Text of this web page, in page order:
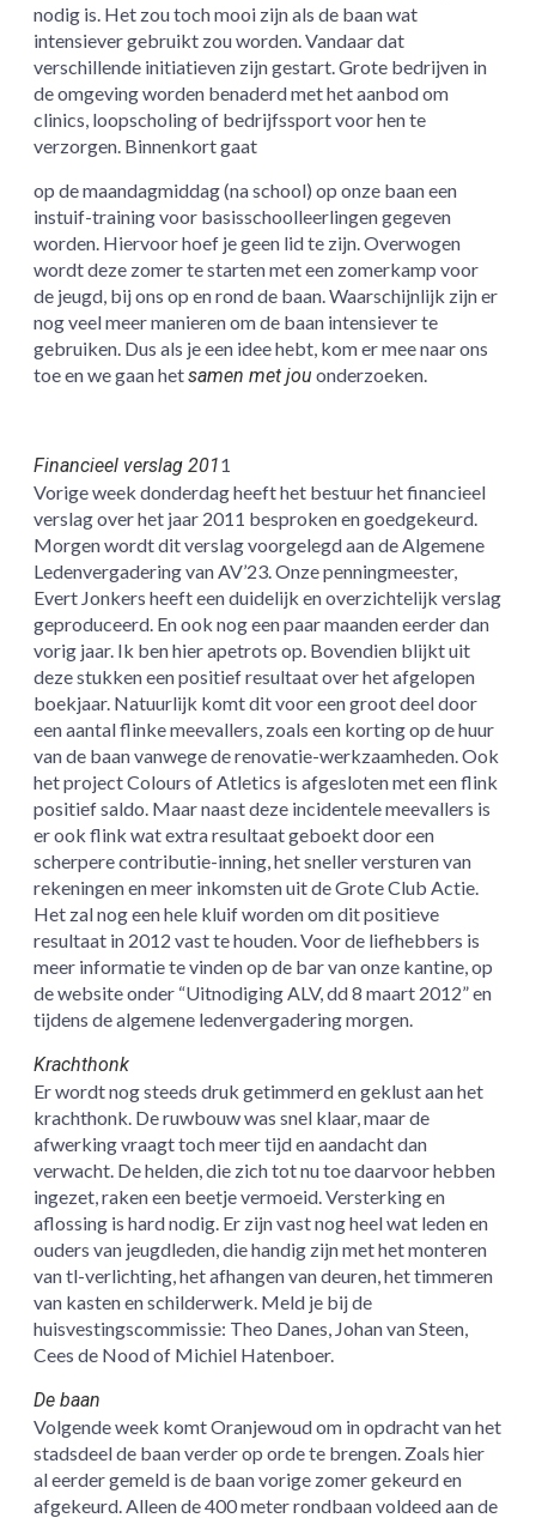
nodig is. Het zou toch mooi zijn als de baan wat
intensiever gebruikt zou worden. Vandaar dat
verschillende initiatieven zijn gestart. Grote bedrijven in
de omgeving worden benaderd met het aanbod om
clinics, loopscholing of bedrijfssport voor hen te
verzorgen. Binnenkort gaat
op de maandagmiddag (na school) op onze baan een
instuif-training voor basisschoolleerlingen gegeven
worden. Hiervoor hoef je geen lid te zijn. Overwogen
wordt deze zomer te starten met een zomerkamp voor
de jeugd, bij ons op en rond de baan. Waarschijnlijk zijn er
nog veel meer manieren om de baan intensiever te
gebruiken. Dus als je een idee hebt, kom er mee naar ons
toe en we gaan hetsamen met jou onderzoeken.
Financieel verslag 2011
Vorige week donderdag heeft het bestuur het financieel
verslag over het jaar 2011 besproken en goedgekeurd.
Morgen wordt dit verslag voorgelegd aan de Algemene
Ledenvergadering van AV’23. Onze penningmeester,
Evert Jonkers heeft een duidelijk en overzichtelijk verslag
geproduceerd. En ook nog een paar maanden eerder dan
vorig jaar. Ik ben hier apetrots op. Bovendien blijkt uit
deze stukken een positief resultaat over het afgelopen
boekjaar. Natuurlijk komt dit voor een groot deel door
een aantal flinke meevallers, zoals een korting op de huur
van de baan vanwege de renovatie-werkzaamheden. Ook
het project Colours of Atletics is afgesloten met een flink
positief saldo. Maar naast deze incidentele meevallers is
er ook flink wat extra resultaat geboekt door een
scherpere contributie-inning, het sneller versturen van
rekeningen en meer inkomsten uit de Grote Club Actie.
Het zal nog een hele kluif worden om dit positieve
resultaat in 2012 vast te houden. Voor de liefhebbers is
meer informatie te vinden op de bar van onze kantine, op
de website onder “Uitnodiging ALV, dd 8 maart 2012” en
tijdens de algemene ledenvergadering morgen.
Krachthonk
Er wordt nog steeds druk getimmerd en geklust aan het
krachthonk. De ruwbouw was snel klaar, maar de
afwerking vraagt toch meer tijd en aandacht dan
verwacht. De helden, die zich tot nu toe daarvoor hebben
ingezet, raken een beetje vermoeid. Versterking en
aflossing is hard nodig. Er zijn vast nog heel wat leden en
ouders van jeugdleden, die handig zijn met het monteren
van tl-verlichting, het afhangen van deuren, het timmeren
van kasten en schilderwerk. Meld je bij de
huisvestingscommissie: Theo Danes, Johan van Steen,
Cees de Nood of Michiel Hatenboer.
De baan
Volgende week komt Oranjewoud om in opdracht van het
stadsdeel de baan verder op orde te brengen. Zoals hier
al eerder gemeld is de baan vorige zomer gekeurd en
afgekeurd. Alleen de 400 meter rondbaan voldeed aan de